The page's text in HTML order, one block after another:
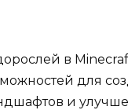
в
для
и